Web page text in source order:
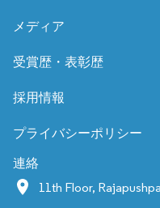
メディア
受賞歴・表彰歴
採用情報
プライバシーポリシー
連絡
11th Floor,